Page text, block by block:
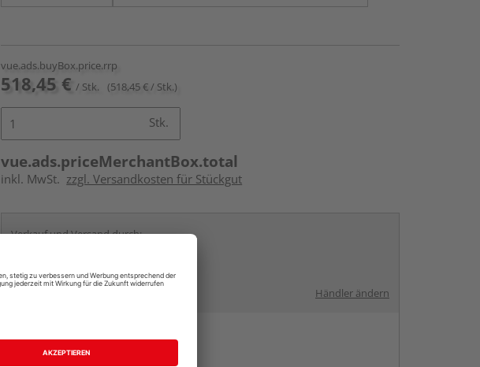
vue.ads.buyBox.price.rrp
518,45 € / Stk. (518,45 € / Stk.)
Stk.
vue.ads.priceMerchantBox.total
inkl. MwSt. zzgl. Versandkosten für Stückgut
Verkauf und Versand durch:
Krefeld
Händler ändern
Online bestellen
Auf Vorbestellung: